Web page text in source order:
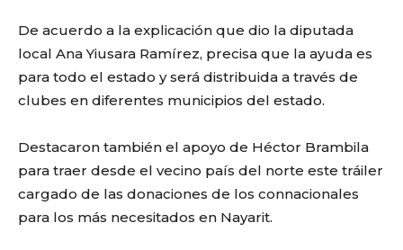
De acuerdo a la explicación que dio la diputada
local Ana Yiusara Ramírez, precisa que la ayuda es
para todo el estado y será distribuida a través de
clubes en diferentes municipios del estado.
Destacaron también el apoyo de Héctor Brambila
para traer desde el vecino país del norte este tráiler
cargado de las donaciones de los connacionales
para los más necesitados en Nayarit.